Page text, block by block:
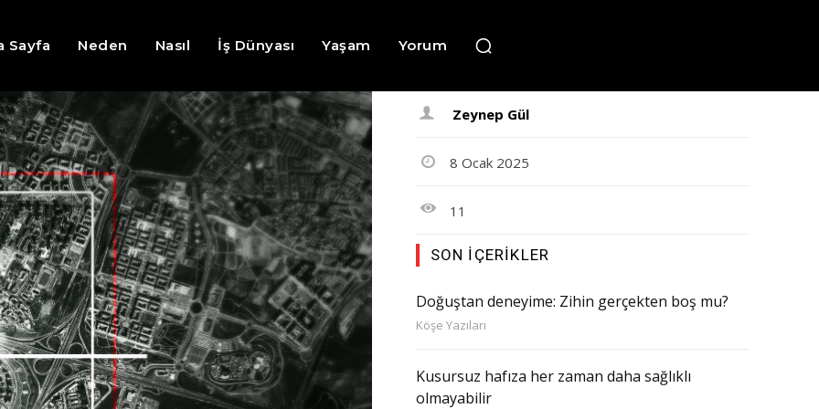
Sayfa Neden Nasıl İş Dünyası Yaşam Yorum
Zeynep Gül
8 Ocak 2025
11
SON İÇERIKLER
Doğuştan deneyime: Zihin gerçekten boş mu?
Köşe Yazıları
Kusursuz hafıza her zaman daha sağlıklı
olmayabilir